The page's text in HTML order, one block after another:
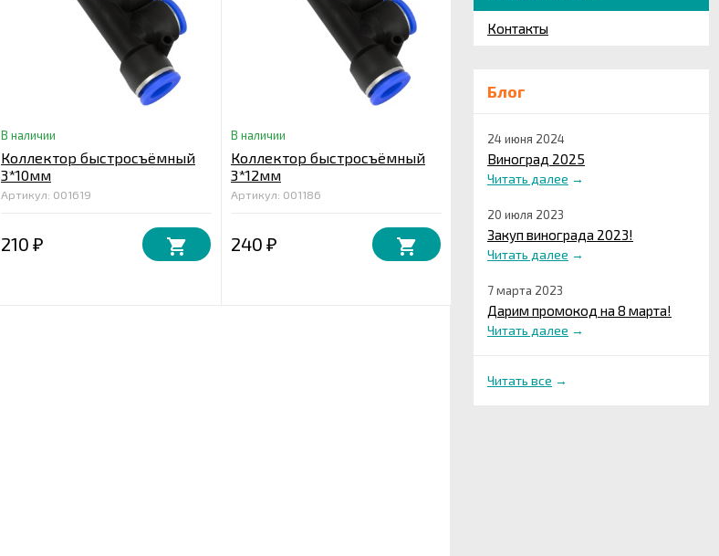
Контакты
Блог
24 июня 2024
Виноград 2025
Читать далее →
20 июля 2023
Закуп винограда 2023!
Читать далее →
7 марта 2023
Дарим промокод на 8 марта!
Читать далее →
Читать все →
В наличии
Коллектор быстросъёмный
3*10мм
Артикул: 001619
210 ₽
В наличии
Коллектор быстросъёмный
3*12мм
Артикул: 001186
240 ₽